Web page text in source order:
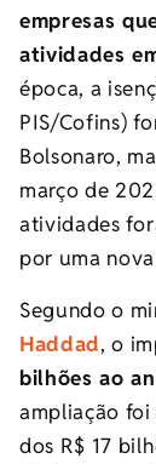
empresas
atividades
época, a
PIS/Cofins)
Bolsonaro,
março de
atividades
por uma
Segundo o
Haddad, o
bilhões ao
ampliação foi
dos R$ 17